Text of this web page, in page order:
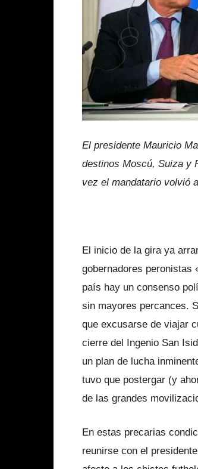
El presidente Mauricio
destinos Moscú, Suiza y
vez el mandatario volvió
El inicio de la gira ya
gobernadores peronistas
país hay un consenso
sin mayores percances.
que excusarse de viajar
cierre del Ingenio San
un plan de lucha
tuvo que postergar (y
de las grandes
En estas precarias
reunirse con el